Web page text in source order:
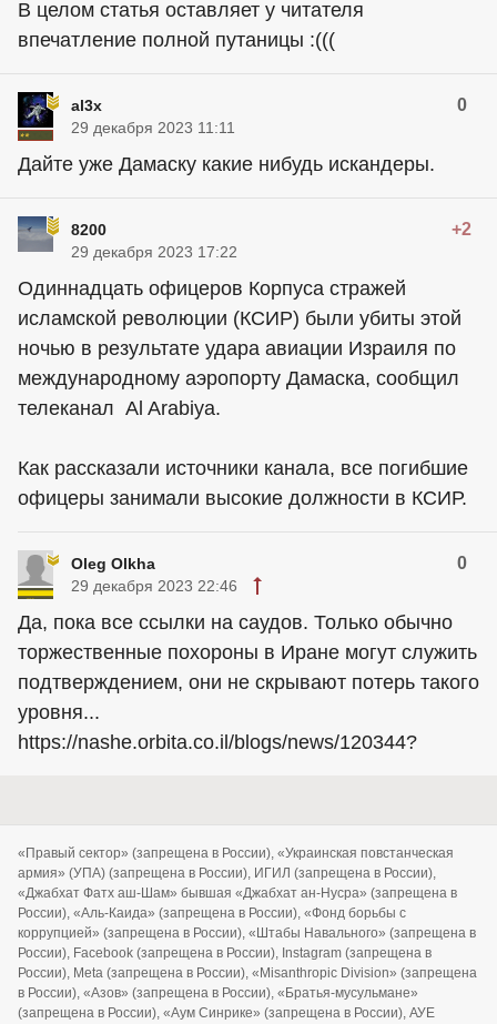
В целом статья оставляет у читателя
впечатление полной путаницы :(((
al3x 0
29 декабря 2023 11:11
Дайте уже Дамаску какие нибудь искандеры.
8200 +2
29 декабря 2023 17:22
Одиннадцать офицеров Корпуса стражей
исламской революции (КСИР) были убиты этой
ночью в результате удара авиации Израиля по
международному аэропорту Дамаска, сообщил
телеканал Al Arabiya.
Как рассказали источники канала, все погибшие
офицеры занимали высокие должности в КСИР.
Oleg Olkha 0
29 декабря 2023 22:46
Да, пока все ссылки на саудов. Только обычно
торжественные похороны в Иране могут служить
подтверждением, они не скрывают потерь такого
уровня...
https://nashe.orbita.co.il/blogs/news/120344?
«Правый сектор» (запрещена в России), «Украинская повстанческая
армия» (УПА) (запрещена в России), ИГИЛ (запрещена в России),
«Джабхат Фатх аш-Шам» бывшая «Джабхат ан-Нусра» (запрещена в
России), «Аль-Каида» (запрещена в России), «Фонд борьбы с
коррупцией» (запрещена в России), «Штабы Навального» (запрещена в
России), Facebook (запрещена в России), Instagram (запрещена в
России), Meta (запрещена в России), «Misanthropic Division» (запрещена
в России), «Азов» (запрещена в России), «Братья-мусульмане»
(запрещена в России), «Аум Синрике» (запрещена в России), АУЕ